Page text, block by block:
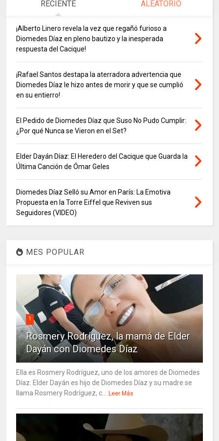
RECIENTE ALEATORIO
¡Alberto Linero revela la vez que regañó furioso a
Diomedes Díaz en pleno bautizo y la inesperada
respuesta del Cacique!
¡Rafael Santos destapa la aterradora advertencia que
Diomedes Díaz le hizo antes de morir y que se cumplió
en su entierro!
El Pedido de Diomedes Díaz que Suso No Pudo Cumplir:
¿Por qué Nunca se Vieron en el Set?
Elder Dayán Díaz: El Heredero del Cacique que Guarda la
Última Canción de Ómar Geles
Diomedes Díaz Selló su Amor en París: La Emotiva
Propuesta en la Torre Eiffel que Reviven sus
Seguidores (VIDEO)
MES POPULAR
1
Rosmery Rodríguez, la mamá de Elder
Dayán con Diomedes Díaz
Ella es Rosmery Rodríguez, uno de los amores de Diomedes
Díaz. Elder Dayán es hijo de Diomedes Díaz y su madre se
llama Rosmery Rodríguez, c... Leer Más